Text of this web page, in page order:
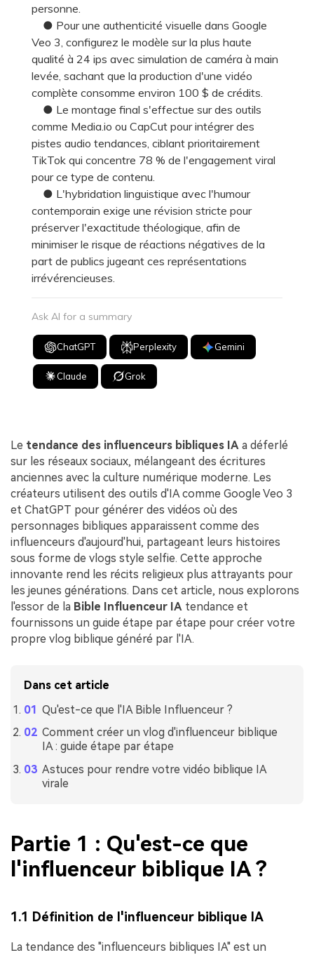
personne.
● Pour une authenticité visuelle dans Google
Veo 3, configurez le modèle sur la plus haute
qualité à 24 ips avec simulation de caméra à main
levée, sachant que la production d'une vidéo
complète consomme environ 100 $ de crédits.
● Le montage final s'effectue sur des outils
comme Media.io ou CapCut pour intégrer des
pistes audio tendances, ciblant prioritairement
TikTok qui concentre 78 % de l'engagement viral
pour ce type de contenu.
● L'hybridation linguistique avec l'humour
contemporain exige une révision stricte pour
préserver l'exactitude théologique, afin de
minimiser le risque de réactions négatives de la
part de publics jugeant ces représentations
irrévérencieuses.
Ask AI for a summary
ChatGPT Perplexity Gemini
Claude Grok
Le tendance des influenceurs bibliques IA a déferlé
sur les réseaux sociaux, mélangeant des écritures
anciennes avec la culture numérique moderne. Les
créateurs utilisent des outils d'IA comme Google Veo 3
et ChatGPT pour générer des vidéos où des
personnages bibliques apparaissent comme des
influenceurs d'aujourd'hui, partageant leurs histoires
sous forme de vlogs style selfie. Cette approche
innovante rend les récits religieux plus attrayants pour
les jeunes générations. Dans cet article, nous explorons
l'essor de la Bible Influenceur IA tendance et
fournissons un guide étape par étape pour créer votre
propre vlog biblique généré par l'IA.
Dans cet article
Qu'est-ce que l'IA Bible Influenceur ?
Comment créer un vlog d'influenceur biblique
IA : guide étape par étape
Astuces pour rendre votre vidéo biblique IA
virale
Partie 1 : Qu'est-ce que
l'influenceur biblique IA ?
1.1 Définition de l'influenceur biblique IA
La tendance des "influenceurs bibliques IA" est un